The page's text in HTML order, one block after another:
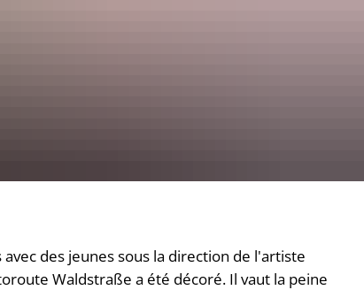
des jeunes sous la direction de l'artiste
Waldstraße a été décoré. Il vaut la peine